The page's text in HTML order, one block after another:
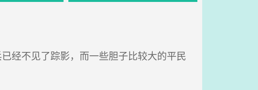
经不见了踪影，而一些胆子比较大的平民